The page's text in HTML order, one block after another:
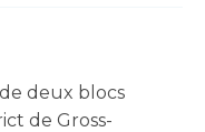
deux blocs
de Gross-